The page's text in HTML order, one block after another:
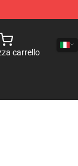
carrello